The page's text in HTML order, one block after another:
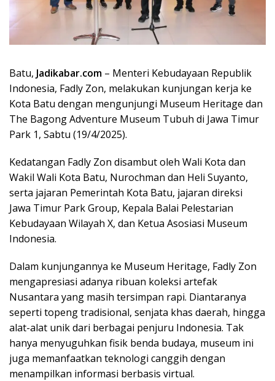
Batu, Jadikabar.com – Menteri Kebudayaan Republik
Indonesia, Fadly Zon, melakukan kunjungan kerja ke
Kota Batu dengan mengunjungi Museum Heritage dan
The Bagong Adventure Museum Tubuh di Jawa Timur
Park 1, Sabtu (19/4/2025).
Kedatangan Fadly Zon disambut oleh Wali Kota dan
Wakil Wali Kota Batu, Nurochman dan Heli Suyanto,
serta jajaran Pemerintah Kota Batu, jajaran direksi
Jawa Timur Park Group, Kepala Balai Pelestarian
Kebudayaan Wilayah X, dan Ketua Asosiasi Museum
Indonesia.
Dalam kunjungannya ke Museum Heritage, Fadly Zon
mengapresiasi adanya ribuan koleksi artefak
Nusantara yang masih tersimpan rapi. Diantaranya
seperti topeng tradisional, senjata khas daerah, hingga
alat-alat unik dari berbagai penjuru Indonesia. Tak
hanya menyuguhkan fisik benda budaya, museum ini
juga memanfaatkan teknologi canggih dengan
menampilkan informasi berbasis virtual.